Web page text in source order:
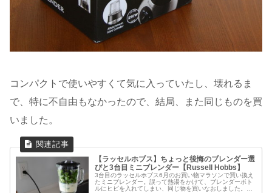
コンパクトで使いやすくて気に入っていたし、壊れるま
で、特に不自由もなかったので、結局、また同じものを買
いました。
【ラッセルホブス】ちょっと後悔のブレンダー選
びと3台目ミニブレンダー【Russell Hobbs】
3台目のラッセルホブス6月のお買い物マラソンで買い換え
たミニブレンダー。誤って熱湯をかけて、ブレンダーボト
ルにヒビを入れてしまい、同じ物を買いなおしました。3